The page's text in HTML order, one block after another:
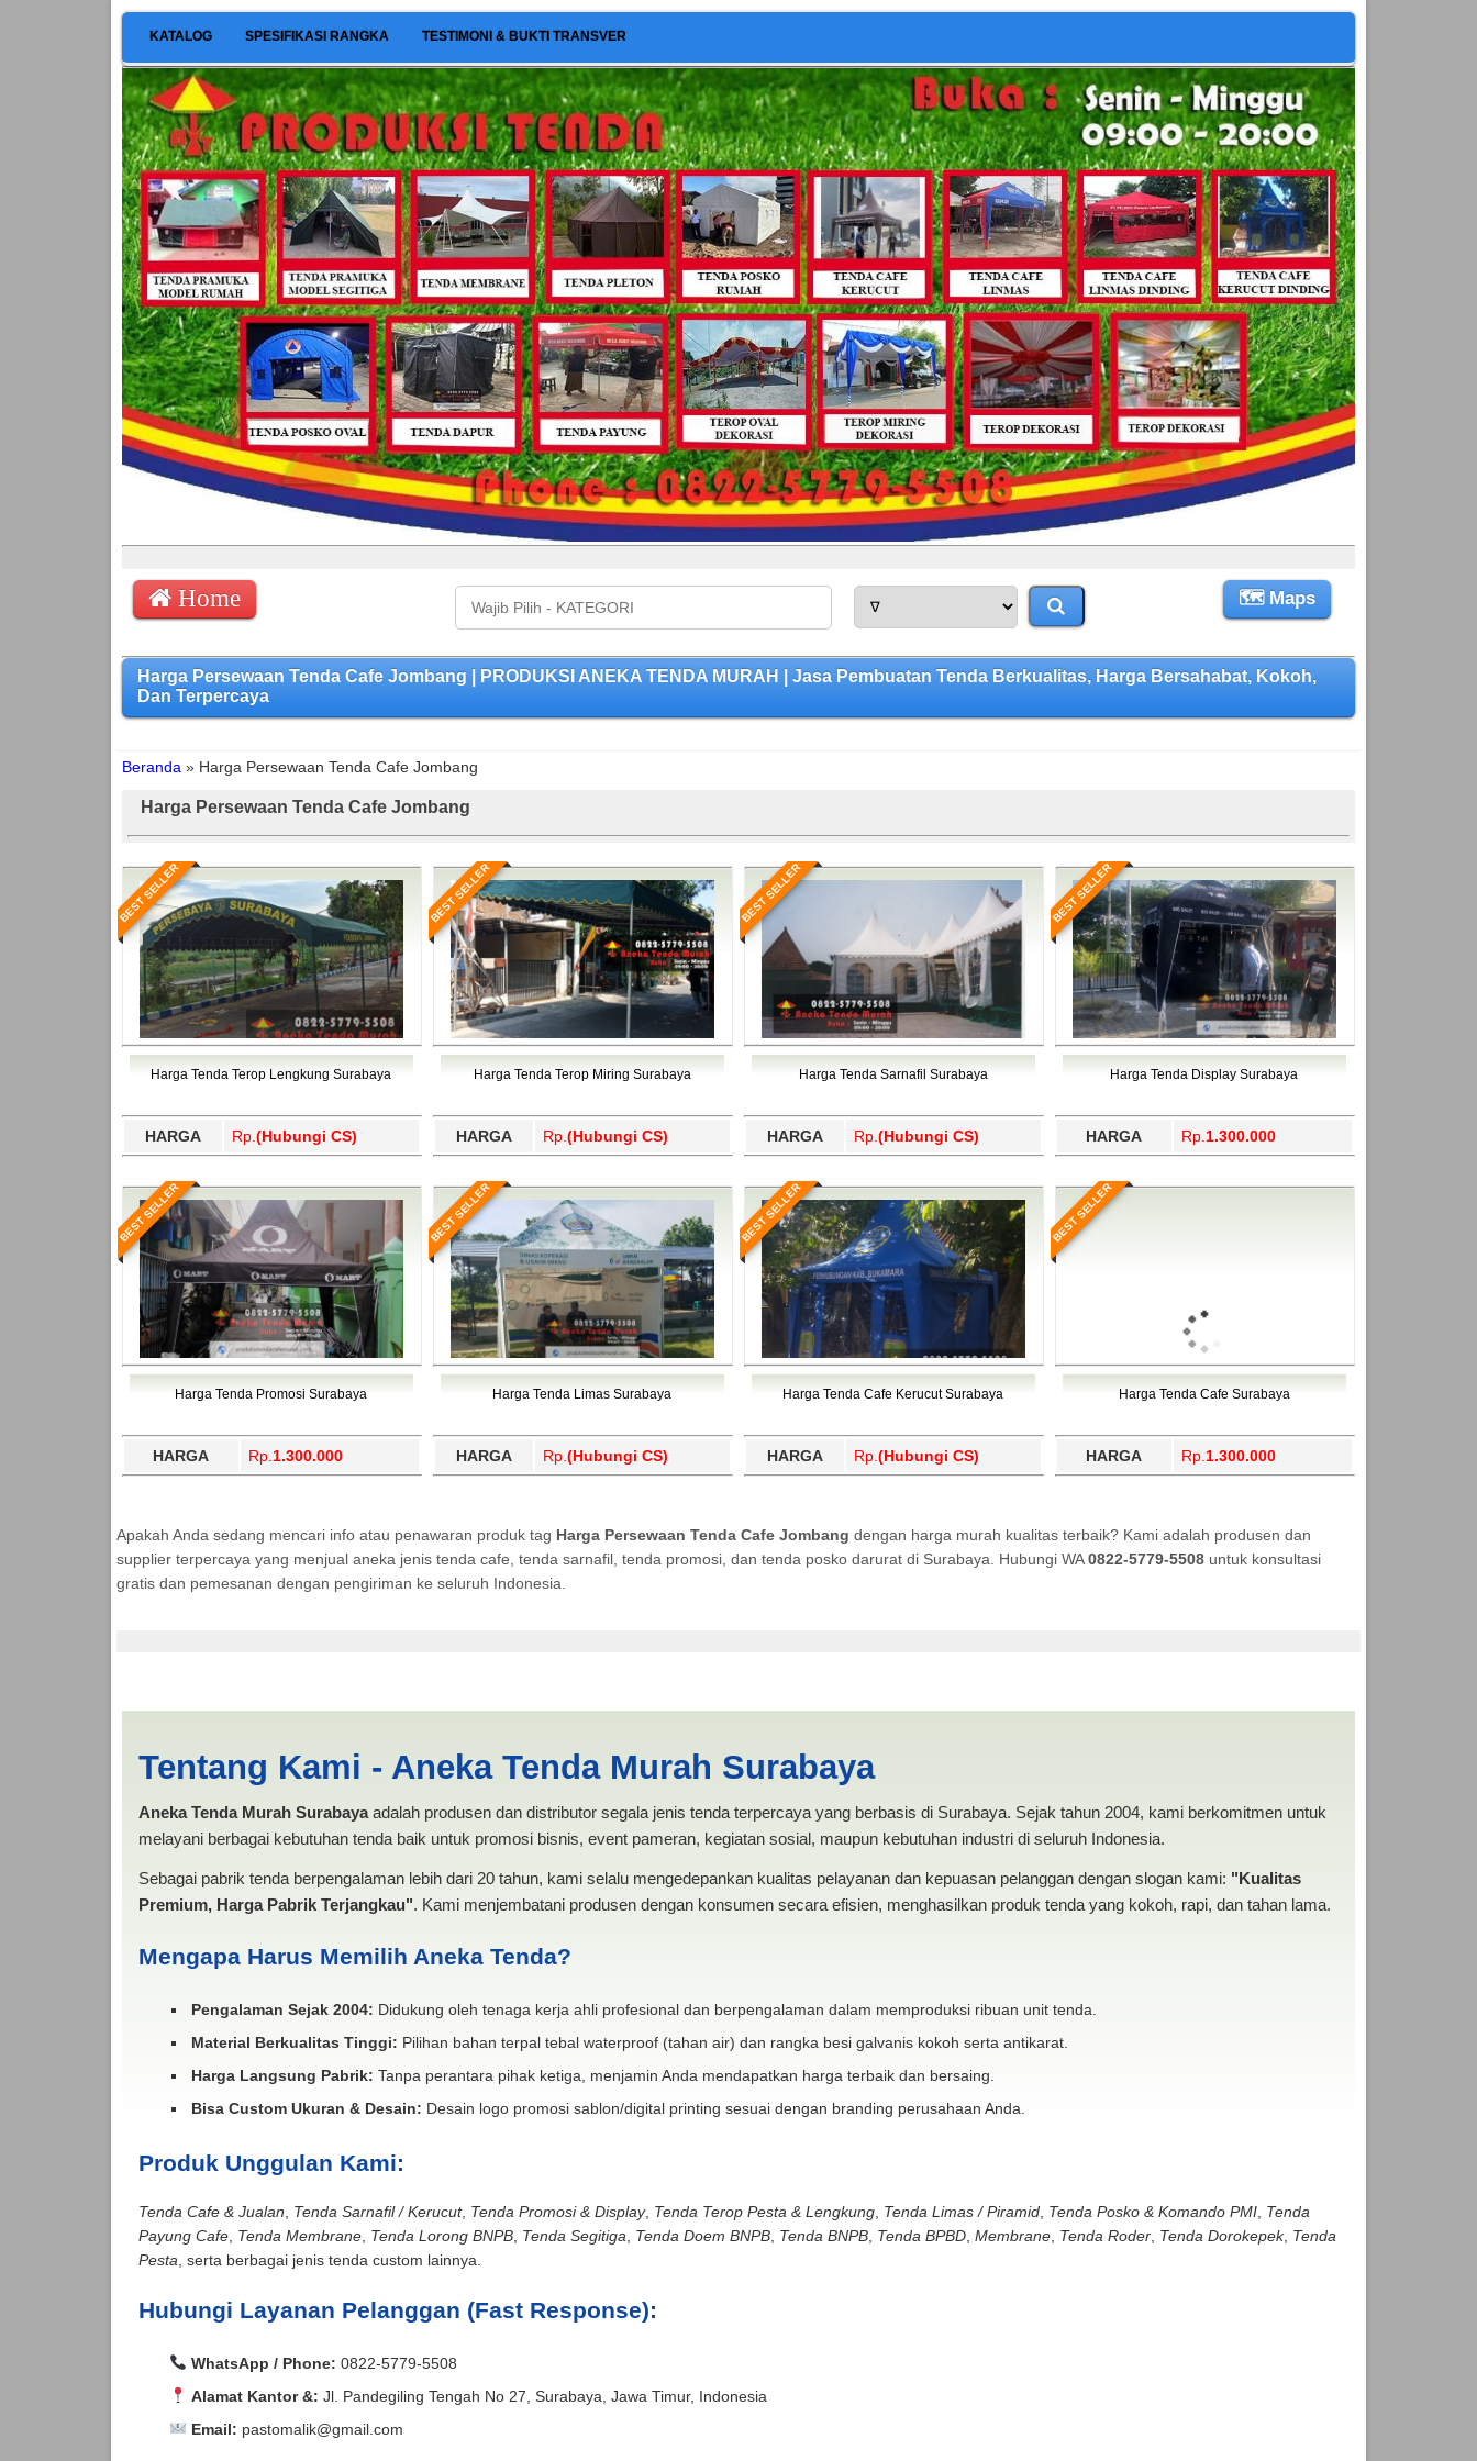
KATALOG SPESIFIKASI RANGKA TESTIMONI & BUKTI TRANSVER
Home 🗺 Maps
Harga Persewaan Tenda Cafe Jombang | PRODUKSI ANEKA TENDA MURAH | Jasa Pembuatan Tenda Berkualitas, Harga Bersahabat, Kokoh,
Dan Terpercaya
Beranda » Harga Persewaan Tenda Cafe Jombang
Harga Persewaan Tenda Cafe Jombang
BEST SELLER
Harga Tenda Terop Lengkung Surabaya
HARGA Rp. (Hubungi CS)
BEST SELLER
Harga Tenda Terop Miring Surabaya
HARGA Rp. (Hubungi CS)
BEST SELLER
Harga Tenda Sarnafil Surabaya
HARGA Rp. (Hubungi CS)
BEST SELLER
Harga Tenda Display Surabaya
HARGA Rp. 1.300.000
BEST SELLER
Harga Tenda Promosi Surabaya
HARGA Rp. 1.300.000
BEST SELLER
Harga Tenda Limas Surabaya
HARGA Rp. (Hubungi CS)
BEST SELLER
Harga Tenda Cafe Kerucut Surabaya
HARGA Rp. (Hubungi CS)
BEST SELLER
Harga Tenda Cafe Surabaya
HARGA Rp. 1.300.000
Apakah Anda sedang mencari info atau penawaran produk tag Harga Persewaan Tenda Cafe Jombang dengan harga murah kualitas terbaik? Kami adalah produsen dan
supplier terpercaya yang menjual aneka jenis tenda cafe, tenda sarnafil, tenda promosi, dan tenda posko darurat di Surabaya. Hubungi WA0822-5779-5508untuk konsultasi
gratis dan pemesanan dengan pengiriman ke seluruh Indonesia.
Tentang Kami - Aneka Tenda Murah Surabaya
Aneka Tenda Murah Surabayaadalah produsen dan distributor segala jenis tenda terpercaya yang berbasis di Surabaya. Sejak tahun 2004, kami berkomitmen untuk
melayani berbagai kebutuhan tenda baik untuk promosi bisnis, event pameran, kegiatan sosial, maupun kebutuhan industri di seluruh Indonesia.
Sebagai pabrik tenda berpengalaman lebih dari 20 tahun, kami selalu mengedepankan kualitas pelayanan dan kepuasan pelanggan dengan slogan kami: "Kualitas
Premium, Harga Pabrik Terjangkau". Kami menjembatani produsen dengan konsumen secara efisien, menghasilkan produk tenda yang kokoh, rapi, dan tahan lama.
Mengapa Harus Memilih Aneka Tenda?
Pengalaman Sejak 2004: Didukung oleh tenaga kerja ahli profesional dan berpengalaman dalam memproduksi ribuan unit tenda.
Material Berkualitas Tinggi: Pilihan bahan terpal tebal waterproof (tahan air) dan rangka besi galvanis kokoh serta antikarat.
Harga Langsung Pabrik: Tanpa perantara pihak ketiga, menjamin Anda mendapatkan harga terbaik dan bersaing.
Bisa Custom Ukuran & Desain: Desain logo promosi sablon/digital printing sesuai dengan branding perusahaan Anda.
Produk Unggulan Kami:
Tenda Cafe & Jualan Tenda Sarnafil / Kerucut, Tenda Promosi & Display, Tenda Terop Pesta & Lengkung, Tenda Limas / Piramid, Tenda Posko & Komando PMI, Tenda
Payung Cafe, Tenda Membrane, Tenda Lorong BNPB, Tenda Segitiga Tenda Doem BNPB, Tenda BNPB, Tenda BPBD, Membrane, Tenda Roder, Tenda Dorokepek, Tenda
Pesta , serta berbagai jenis tenda custom lainnya.
Hubungi Layanan Pelanggan (Fast Response):
WhatsApp / Phone: 0822-5779-5508
Alamat Kantor &: Jl. Pandegiling Tengah No 27, Surabaya, Jawa Timur, Indonesia
Email: pastomalik@gmail.com